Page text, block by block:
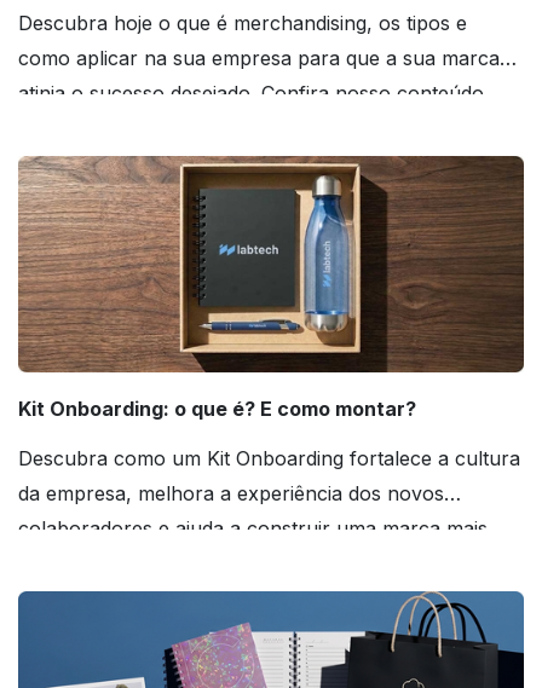
Descubra hoje o que é merchandising, os tipos e
como aplicar na sua empresa para que a sua marca
atinja o sucesso desejado. Confira nosso conteúdo
Kit Onboarding: o que é? E como montar?
Descubra como um Kit Onboarding fortalece a cultura
da empresa, melhora a experiência dos novos
colaboradores e ajuda a construir uma marca mais